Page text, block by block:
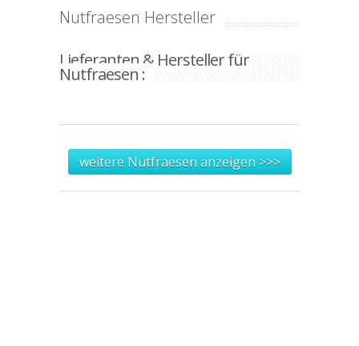
Nutfraesen Hersteller
Lieferanten & Hersteller für
Nutfraesen :
weitere Nutfraesen anzeigen >>>